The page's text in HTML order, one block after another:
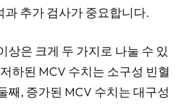
과 추가 검사가 중요합니다.
상은 크게 두 가지로 나눌 수 있
하된 MCV 수치는 소구성 빈혈
째, 증가된 MCV 수치는 대구성